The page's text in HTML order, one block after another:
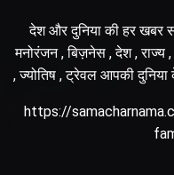
देश और दुनिया की हर खबर
मनोरंजन , बिज़नेस , देश , राज्य ,
, ज्योतिष , ट्रेवल आपकी
https://